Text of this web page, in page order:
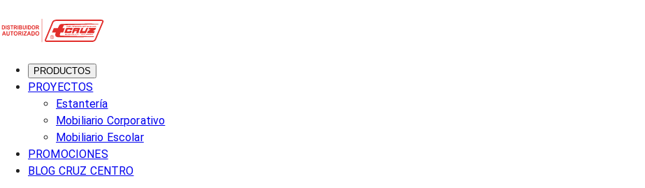
PRODUCTOS
PROYECTOS
Estantería
Mobiliario Corporativo
Mobiliario Escolar
PROMOCIONES
BLOG CRUZ CENTRO